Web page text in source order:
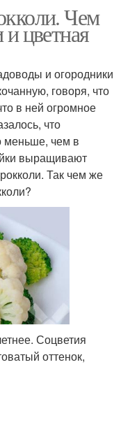
Чем
и цветная
и огородники
говоря, что
в ней огромное
что
меньше, чем в
выращивают
Так чем же
Соцветия
оттенок,